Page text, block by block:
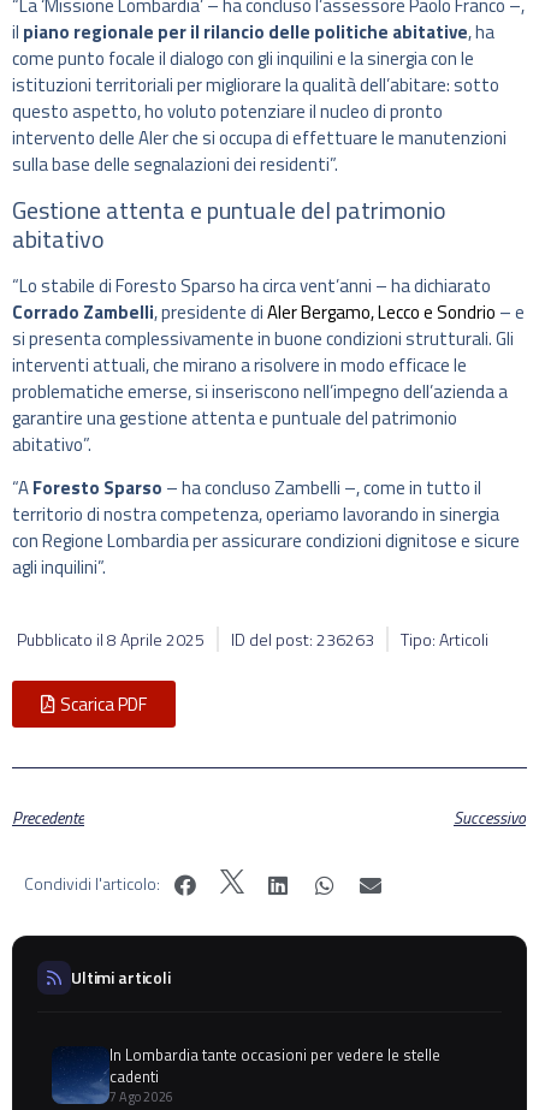
“La ‘Missione Lombardia’ – ha concluso l’assessore Paolo Franco –,
il piano regionale per il rilancio delle politiche abitative, ha
come punto focale il dialogo con gli inquilini e la sinergia con le
istituzioni territoriali per migliorare la qualità dell’abitare: sotto
questo aspetto, ho voluto potenziare il nucleo di pronto
intervento delle Aler che si occupa di effettuare le manutenzioni
sulla base delle segnalazioni dei residenti”.
Gestione attenta e puntuale del patrimonio
abitativo
“Lo stabile di Foresto Sparso ha circa vent’anni – ha dichiarato
Corrado Zambelli, presidente diAler Bergamo, Lecco e Sondrio – e
si presenta complessivamente in buone condizioni strutturali. Gli
interventi attuali, che mirano a risolvere in modo efficace le
problematiche emerse, si inseriscono nell’impegno dell’azienda a
garantire una gestione attenta e puntuale del patrimonio
abitativo”.
“AForesto Sparso – ha concluso Zambelli –, come in tutto il
territorio di nostra competenza, operiamo lavorando in sinergia
con Regione Lombardia per assicurare condizioni dignitose e sicure
agli inquilini”.
Pubblicato il8 Aprile 2025 ID del post: 236263 Tipo: Articoli
Scarica PDF
Precedente Successivo
Condividi l'articolo:
Ultimi articoli
In Lombardia tante occasioni per vedere le stelle
cadenti
7 Ago 2026